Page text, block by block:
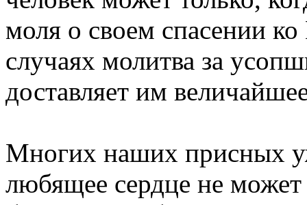
моля о своем спасении
случаях молитва за
доставляет им
Многих наших присных
любящее сердце не